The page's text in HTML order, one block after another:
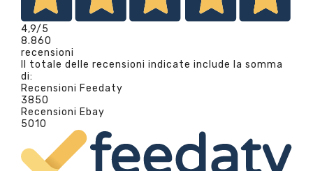
4,9/5
8.860
recensioni
Il totale delle recensioni indicate include la somma
di:
Recensioni Feedaty
3850
Recensioni Ebay
5010